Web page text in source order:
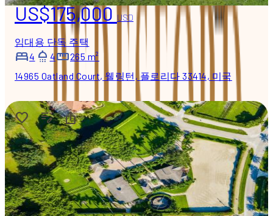
US$175,000USD
임대용 단독 주택
4
4
265 m²
14965 Oatland Court, 웰링턴, 플로리다 33414, 미국